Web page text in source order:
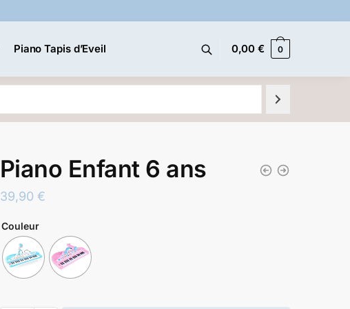
Piano Tapis d’Eveil 0,00€ 0
Piano Enfant 6 ans
39,90 €
Couleur